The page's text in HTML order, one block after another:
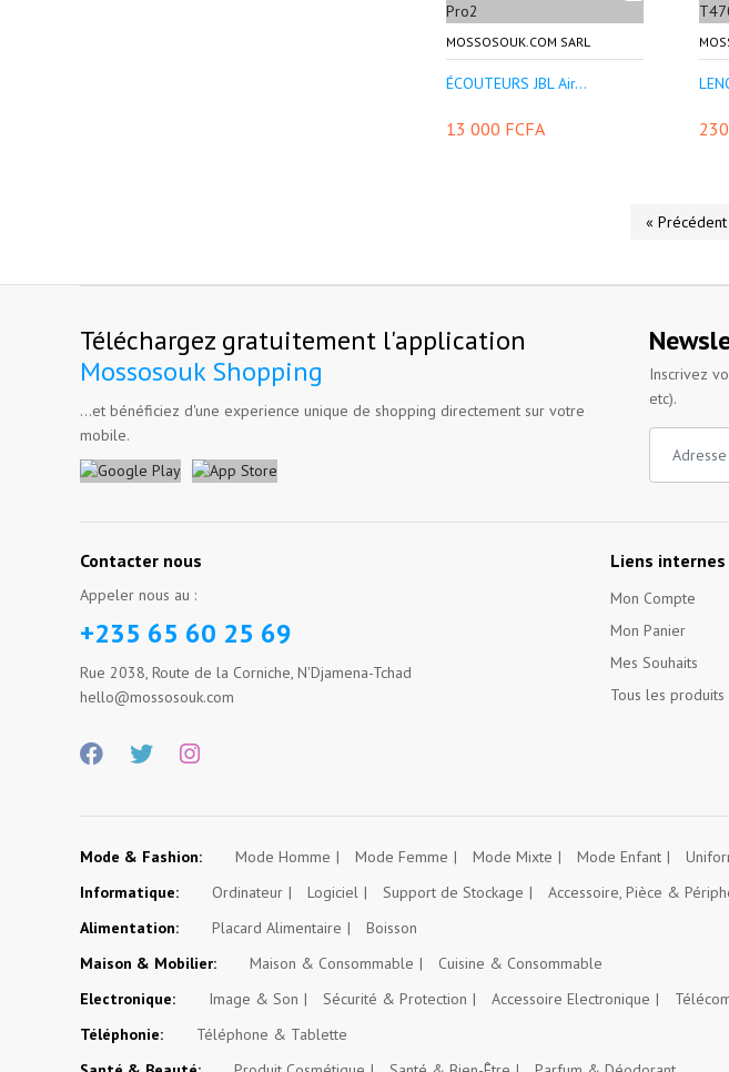
MOSSOSOUK.COM SARL
ÉCOUTEURS JBL Air...
13 000 FCFA
« Précédent
Téléchargez gratuitement l'application
Mossosouk Shopping
...et bénéficiez d'une experience unique de shopping directement sur votre
mobile.
Inscrivez
etc).
Contacter nous
Appeler nous au :
+235 65 60 25 69
Rue 2038, Route de la Corniche, N'Djamena-Tchad
hello@mossosouk.com
Liens internes
Mon Compte
Mon Panier
Mes Souhaits
Tous les produits
Mode & Fashion: Mode Homme Mode Femme Mode Mixte Mode Enfant
Informatique:
Ordinateur Logiciel Support de Stockage
Accessoire, Pièce &
Alimentation:
Placard Alimentaire
Boisson
Maison & Mobilier:
Maison & Consommable
Cuisine & Consommable
Electronique:
Image & Son Sécurité & Protection Accessoire Electronique
Téléphonie:
Téléphone & Tablette